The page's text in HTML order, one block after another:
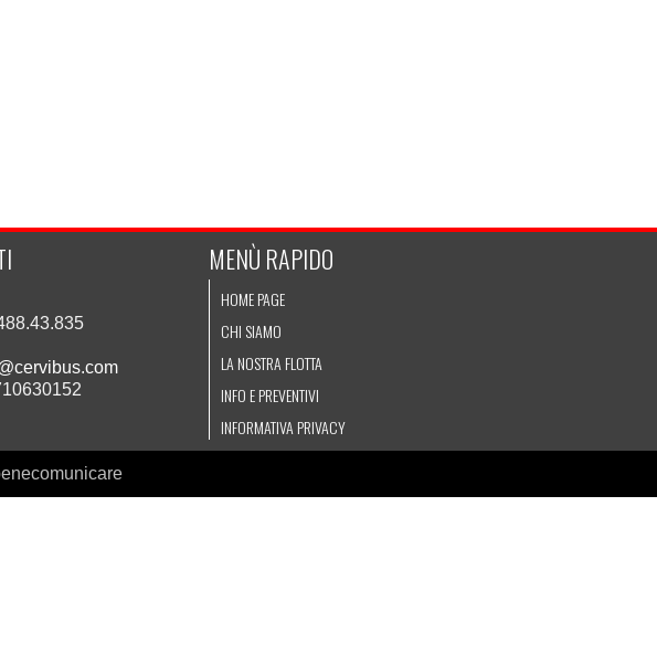
MENÙ RAPIDO
HOME PAGE
CHI SIAMO
LA NOSTRA FLOTTA
INFO E PREVENTIVI
INFORMATIVA PRIVACY